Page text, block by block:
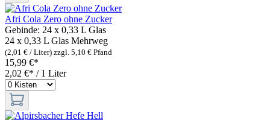
Afri Cola Zero ohne Zucker
Gebinde: 24 x 0,33 L Glas
24 x 0,33 L Glas Mehrweg
(2,01 € / Liter) zzgl. 5,10 € Pfand
15,99 €*
2,02 €* / 1 Liter